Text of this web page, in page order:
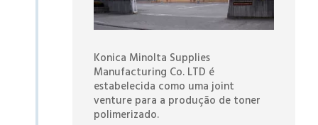
Konica Minolta Supplies
Manufacturing Co. LTD é
estabelecida como uma joint
venture para a produção de toner
polimerizado.